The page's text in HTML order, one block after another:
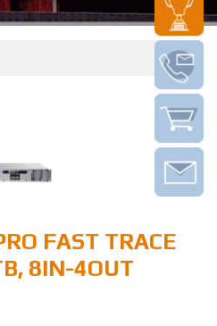
FAST TRACE
8IN-4OUT